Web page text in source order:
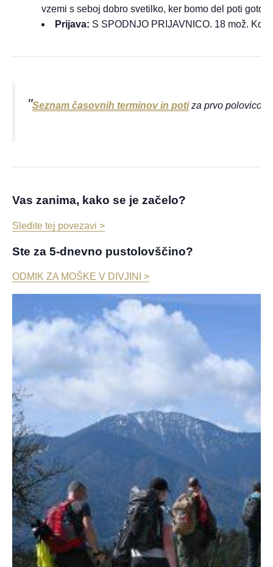
vzemi s seboj dobro svetilko, ker bomo del poti
Prijava: S SPODNJO PRIJAVNICO. 18 mož.
Seznam časovnih terminov in potiza prvo polovico
Vas zanima, kako se je začelo?
Sledite tej povezavi >
Ste za 5-dnevno pustolovščino?
ODMIK ZA MOŠKE V DIVJINI >